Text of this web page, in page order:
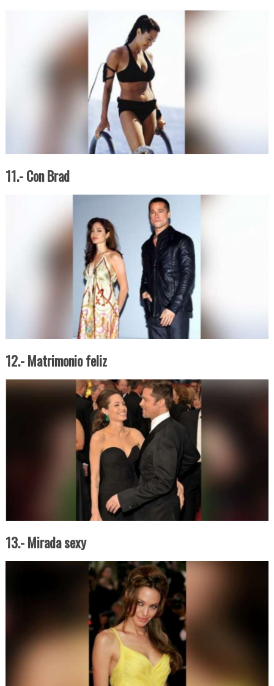
11.- Con Brad
12.- Matrimonio feliz
13.- Mirada sexy